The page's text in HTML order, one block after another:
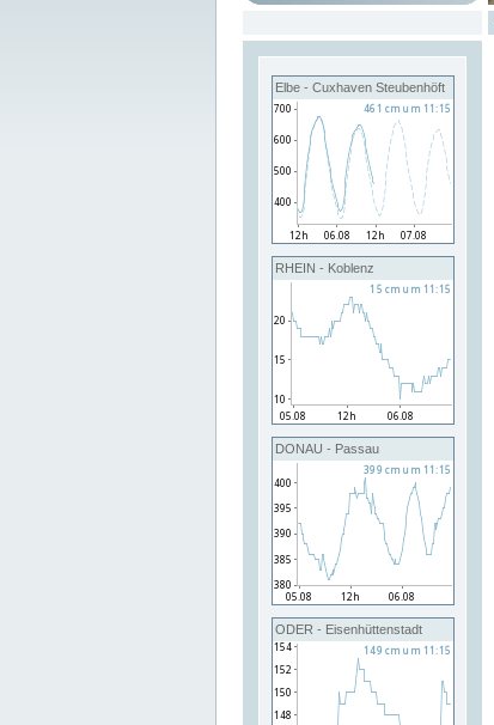
Elbe - Cuxhaven Steubenhöft
RHEIN - Koblenz
DONAU - Passau
ODER - Eisenhüttenstadt